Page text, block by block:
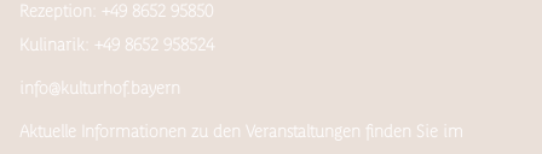
Rezeption: +49 8652 95850
Kulinarik: +49 8652 958524
info@kulturhof.bayern
Aktuelle Informationen zu den Veranstaltungen finden Sie im